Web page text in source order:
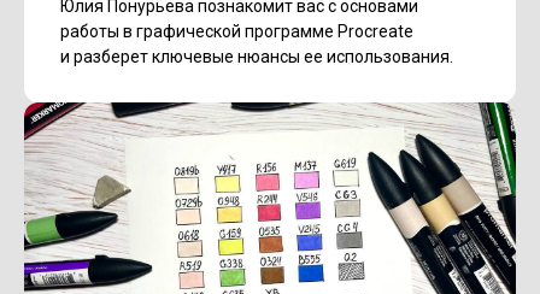
Юлия Понурьева познакомит вас с основами
работы в графической программе Procreate
и разберет ключевые нюансы ее использования.